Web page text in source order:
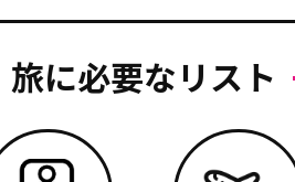
旅に必要なリスト